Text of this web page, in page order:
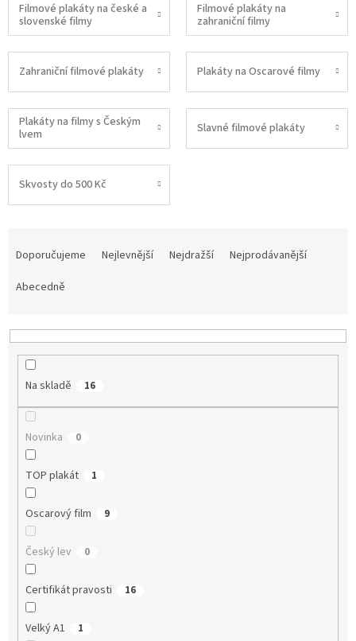
Filmové plakáty na české a
slovenské filmy
Filmové plakáty na
zahraniční filmy
Zahraniční filmové plakáty Plakáty na Oscarové filmy
Plakáty na filmy s Českým
lvem
Slavné filmové plakáty
Skvosty do 500 Kč
p
Doporučujeme Nejlevnější Nejdražší
Nejprodávanější
Abecedně
Na skladě 16
Novinka 0
TOP plakát 1
Oscarový film 9
Český lev 0
Certifikát pravosti 16
Velký A1 1